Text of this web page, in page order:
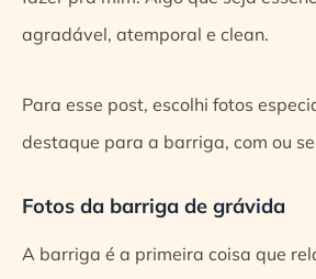
agradável, atemporal e clean.
Para esse post, escolhi fotos
destaque para a barriga, com ou
Fotos da barriga de grávida
A barriga é a primeira coisa que